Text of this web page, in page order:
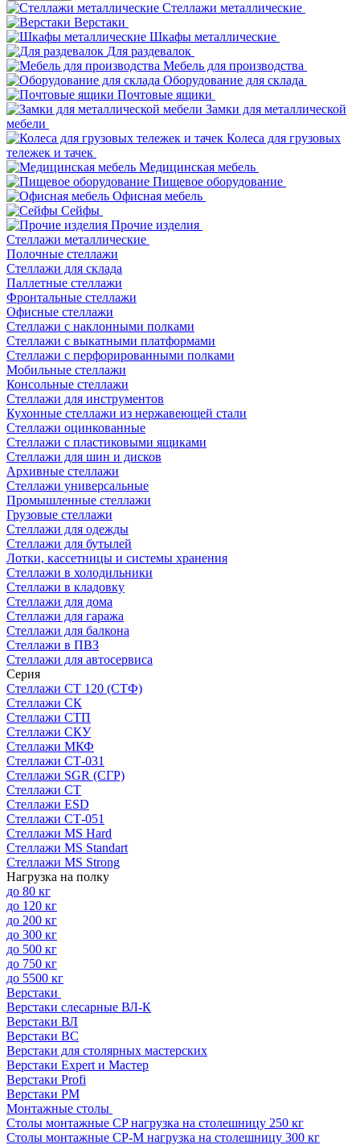
Стеллажи металлические
Верстаки
Шкафы металлические
Для раздевалок
Мебель для производства
Оборудование для склада
Почтовые ящики
Замки для металлической
мебели
Колеса для грузовых
тележек и тачек
Медицинская мебель
Пищевое оборудование
Офисная мебель
Сейфы
Прочие изделия
Стеллажи металлические
Полочные стеллажи
Стеллажи для склада
Паллетные стеллажи
Фронтальные стеллажи
Офисные стеллажи
Стеллажи с наклонными полками
Стеллажи с выкатными платформами
Стеллажи с перфорированными полками
Мобильные стеллажи
Консольные стеллажи
Стеллажи для инструментов
Кухонные стеллажи из нержавеющей стали
Стеллажи оцинкованные
Стеллажи с пластиковыми ящиками
Стеллажи для шин и дисков
Архивные стеллажи
Стеллажи универсальные
Промышленные стеллажи
Грузовые стеллажи
Стеллажи для одежды
Стеллажи для бутылей
Лотки, кассетницы и системы хранения
Стеллажи в холодильники
Стеллажи в кладовку
Стеллажи для дома
Стеллажи для гаража
Стеллажи для балкона
Стеллажи в ПВЗ
Стеллажи для автосервиса
Серия
Стеллажи СТ 120 (СТФ)
Стеллажи СК
Стеллажи СТП
Стеллажи СКУ
Стеллажи МКФ
Стеллажи СТ-031
Стеллажи SGR (СГР)
Стеллажи СТ
Стеллажи ESD
Стеллажи СТ-051
Стеллажи MS Hard
Стеллажи MS Standart
Стеллажи MS Strong
Нагрузка на полку
до 80 кг
до 120 кг
до 200 кг
до 300 кг
до 500 кг
до 750 кг
до 5500 кг
Верстаки
Верстаки слесарные ВЛ-К
Верстаки ВЛ
Верстаки ВС
Верстаки для столярных мастерских
Верстаки Expert и Мастер
Верстаки Profi
Верстаки РМ
Монтажные столы
Столы монтажные СP нагрузка на столешницу 250 кг
Столы монтажные СР-М нагрузка на столешницу 300 кг